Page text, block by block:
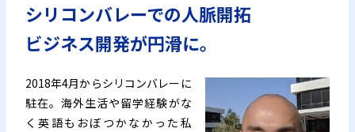
シリコンバレーでの人脈開拓
ビジネス開発が円滑に。
2018年4月からシリコンバレーに
駐在。海外生活や留学経験がな
く英語もおぼつかなかった私